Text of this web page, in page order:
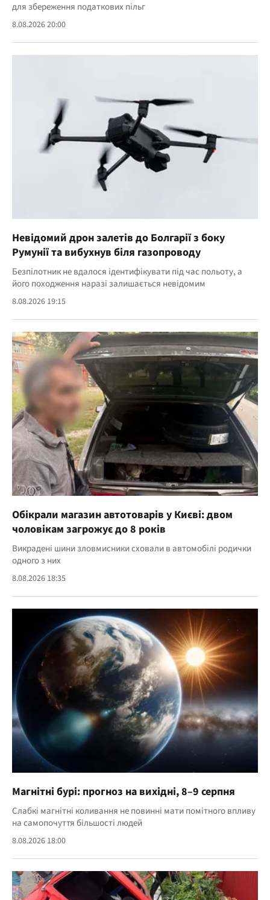
для збереження податкових пільг
8.08.2026 20:00
Невідомий дрон залетів до Болгарії з боку
Румунії та вибухнув біля газопроводу
Безпілотник не вдалося ідентифікувати під час польоту, а
його походження наразі залишається невідомим
8.08.2026 19:15
Обікрали магазин автотоварів у Києві: двом
чоловікам загрожує до 8 років
Викрадені шини зловмисники сховали в автомобілі родички
одного з них
8.08.2026 18:35
Магнітні бурі: прогноз на вихідні, 8–9 серпня
Слабкі магнітні коливання не повинні мати помітного впливу
на самопочуття більшості людей
8.08.2026 18:00